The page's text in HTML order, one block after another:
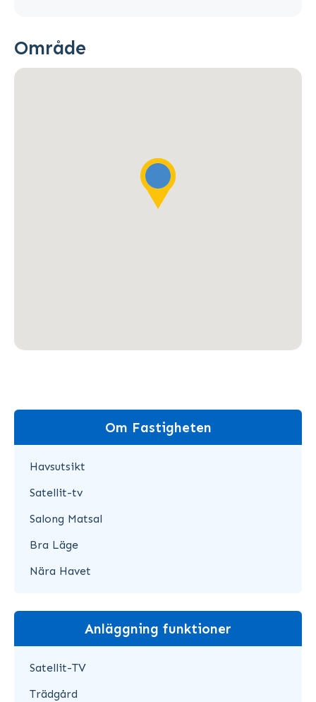
Område
Om Fastigheten
Havsutsikt
Satellit-tv
Salong Matsal
Bra Läge
Nära Havet
Anläggning funktioner
Satellit-TV
Trädgård